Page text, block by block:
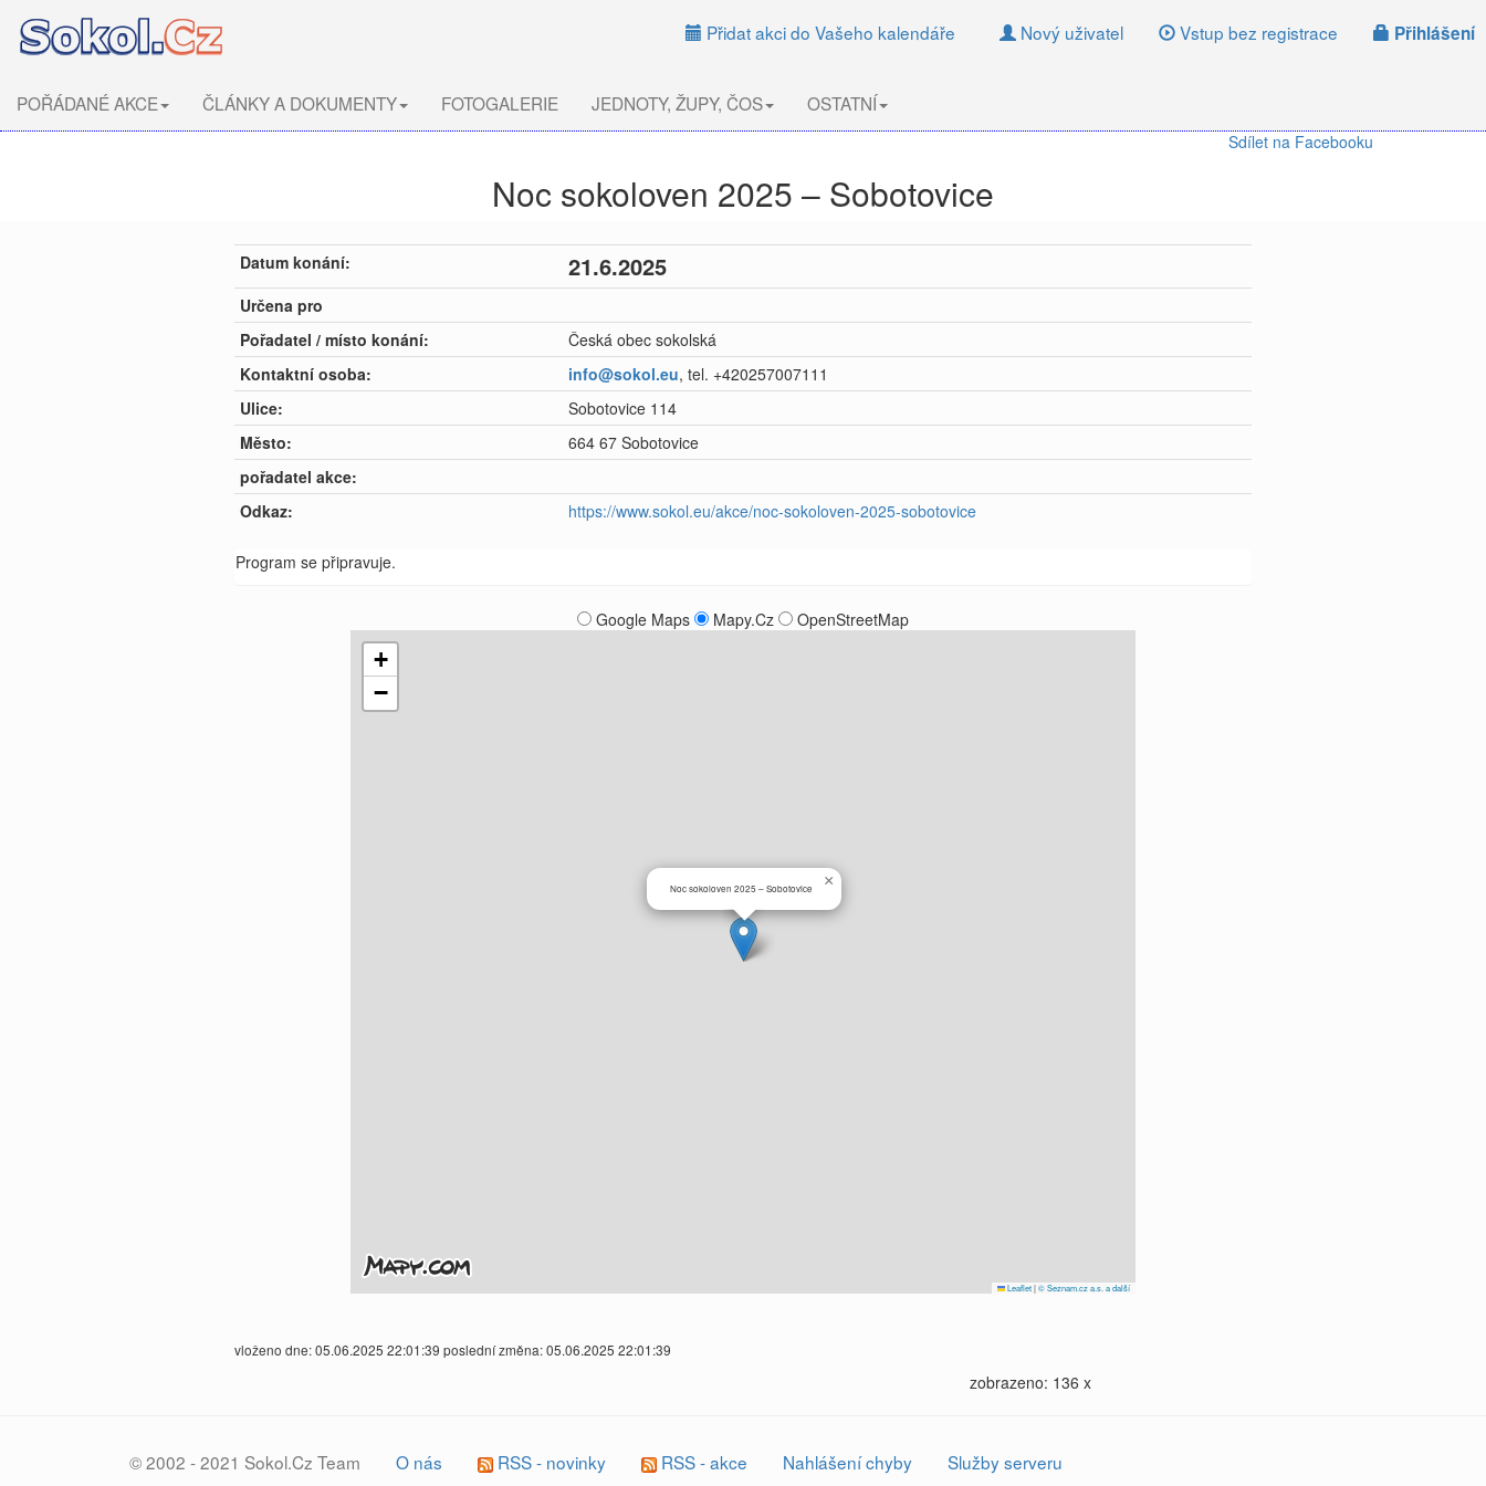
Nový uživatel Vstup bez registrace Přihlášení
Přidat akci do Vašeho kalendáře
POŘÁDANÉ AKCE ČLÁNKY A DOKUMENTY FOTOGALERIE JEDNOTY, ŽUPY, ČOS OSTATNÍ
Sdílet na Facebooku
Noc sokoloven 2025 – Sobotovice
Datum konání: 21.6.2025
Určena pro
Pořadatel / místo konání:
Česká obec sokolská
Kontaktní osoba:
info@sokol.eu, tel. +420257007111
Ulice:
Sobotovice 114
Město:
664 67 Sobotovice
pořadatel akce:
Odkaz:
https://www.sokol.eu/akce/noc-sokoloven-2025-sobotovice
Program se připravuje.
Google Maps Mapy.Cz OpenStreetMap
Noc sokoloven 2025 – Sobotovice ×
+
−
Leaflet|© Seznam.cz a.s. a další
vloženo dne: 05.06.2025 22:01:39 poslední změna: 05.06.2025 22:01:39
zobrazeno: 136 x
© 2002 - 2021 Sokol.Cz Team O nás RSS - novinky RSS - akce Nahlášení chyby Služby serveru